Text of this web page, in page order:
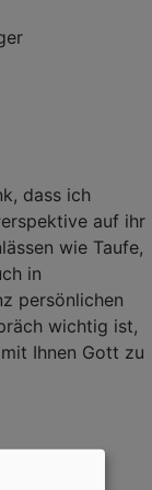
dass ich
auf ihr
wie Taufe,
in
persönlichen
wichtig ist,
Ihnen Gott zu